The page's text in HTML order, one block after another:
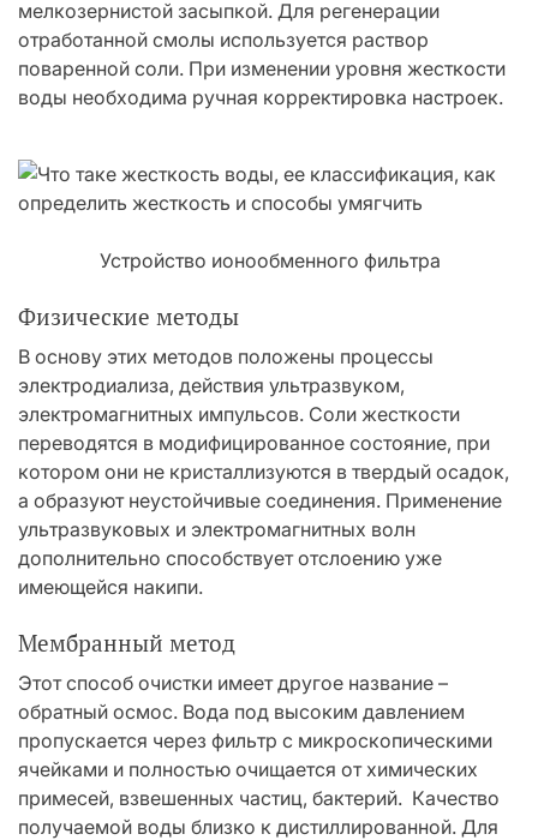
мелкозернистой засыпкой. Для регенерации
отработанной смолы используется раствор
поваренной соли. При изменении уровня жесткости
воды необходима ручная корректировка настроек.
Устройство ионообменного фильтра
Физические методы
В основу этих методов положены процессы
электродиализа, действия ультразвуком,
электромагнитных импульсов. Соли жесткости
переводятся в модифицированное состояние, при
котором они не кристаллизуются в твердый осадок,
а образуют неустойчивые соединения. Применение
ультразвуковых и электромагнитных волн
дополнительно способствует отслоению уже
имеющейся накипи.
Мембранный метод
Этот способ очистки имеет другое название –
обратный осмос. Вода под высоким давлением
пропускается через фильтр с микроскопическими
ячейками и полностью очищается от химических
примесей, взвешенных частиц, бактерий. Качество
получаемой воды близко к дистиллированной. Для